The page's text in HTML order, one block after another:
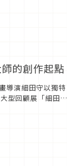
的創作起點
導演細田守以獨特
型回顧展「細田守